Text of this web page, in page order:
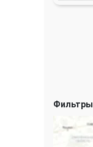
Фильтры